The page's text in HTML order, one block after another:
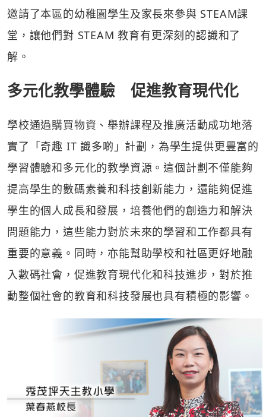
邀請了本區的幼稚園學生及家長來參與 STEAM課
堂，讓他們對 STEAM 教育有更深刻的認識和了
解。
多元化教學體驗 促進教育現代化
學校通過購買物資、舉辦課程及推廣活動成功地落
實了「奇趣 IT 識多啲」計劃，為學生提供更豐富的
學習體驗和多元化的教學資源。這個計劃不僅能夠
提高學生的數碼素養和科技創新能力，還能夠促進
學生的個人成長和發展，培養他們的創造力和解決
問題能力，這些能力對於未來的學習和工作都具有
重要的意義。同時，亦能幫助學校和社區更好地融
入數碼社會，促進教育現代化和科技進步，對於推
動整個社會的教育和科技發展也具有積極的影響。